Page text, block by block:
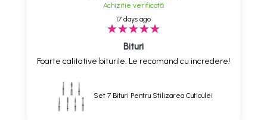
Achizitie verificată
17 days ago
Bituri
Foarte calitative biturile. Le recomand cu incredere!
Set 7 Bituri Pentru Stilizarea Cuticulei